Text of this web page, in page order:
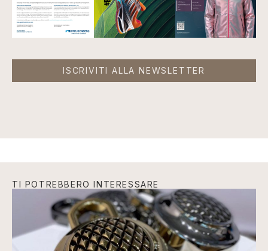
ISCRIVITI ALLA NEWSLETTER
TI POTREBBERO INTERESSARE